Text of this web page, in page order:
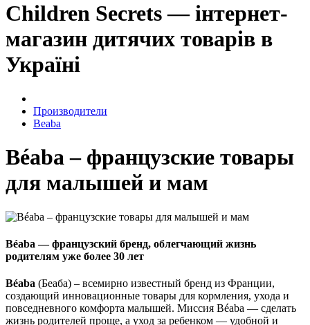
Children Secrets — інтернет-
магазин дитячих товарів в
Україні
Производители
Beaba
Béaba – французские товары
для малышей и мам
Béaba — французский бренд, облегчающий жизнь
родителям уже более 30 лет
Béaba (Беаба) – всемирно известный бренд из Франции,
создающий инновационные товары для кормления, ухода и
повседневного комфорта малышей. Миссия Béaba — сделать
жизнь родителей проще, а уход за ребенком — удобной и